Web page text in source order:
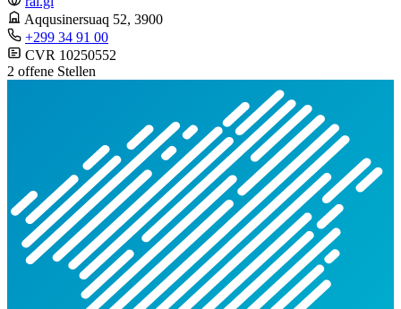
Aqqusinersuaq 52, 3900
+299 34 91 00
CVR 10250552
2 offene Stellen